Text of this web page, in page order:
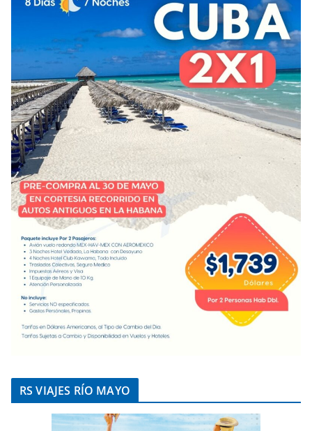
RS VIAJES RÍO MAYO